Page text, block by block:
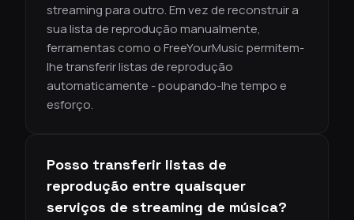
streaming para outro. Em vez de reconstruir a
sua lista de reprodução manualmente,
ferramentas como o FreeYourMusic permitem-
lhe transferir listas de reprodução
automaticamente - poupando-lhe tempo e
esforço.
Posso transferir listas de
reprodução entre quaisquer
serviços de streaming de música?